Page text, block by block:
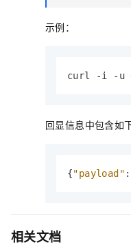
示例：
curl -i -u
回显信息中包含如
{"payload" :
相关文档